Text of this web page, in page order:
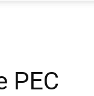
PEC